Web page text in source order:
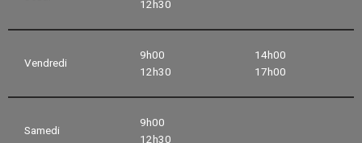
12h30
Vendredi
9h00
12h30
14h00
17h00
Samedi
9h00
12h30